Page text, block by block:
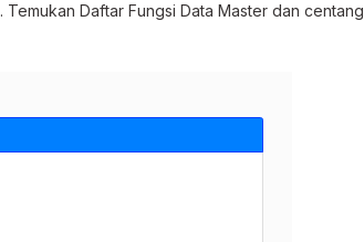
. Temukan Daftar Fungsi Data Master dan centang